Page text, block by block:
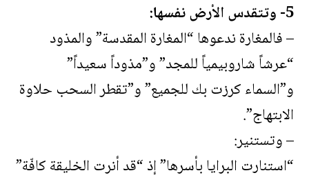
5- وتتقدس الأرض نفسها:
– فالمغارة ندعوها “المغارة المقدسة” والمذود
“عرشاً شاروبيمياً للمجد” و”مذوداً سعيداً”
و”السماء كرزت بك للجميع” و”تقطر السحب حلاوة
الابتهاج”.
– وتستنير:
“استنارت البرايا بأسرها” إذ “قد أنرت الخليقة كافّة”